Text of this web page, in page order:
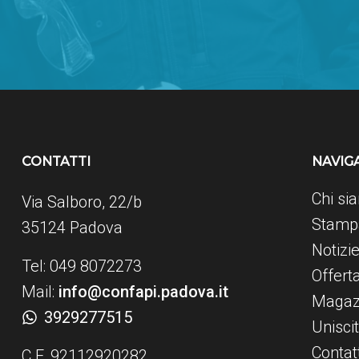
CONTATTI
Via Salboro, 22/b
35124 Padova
Tel: 049 8072273
Mail: info@confapi.padova.it
3929277515
Chi